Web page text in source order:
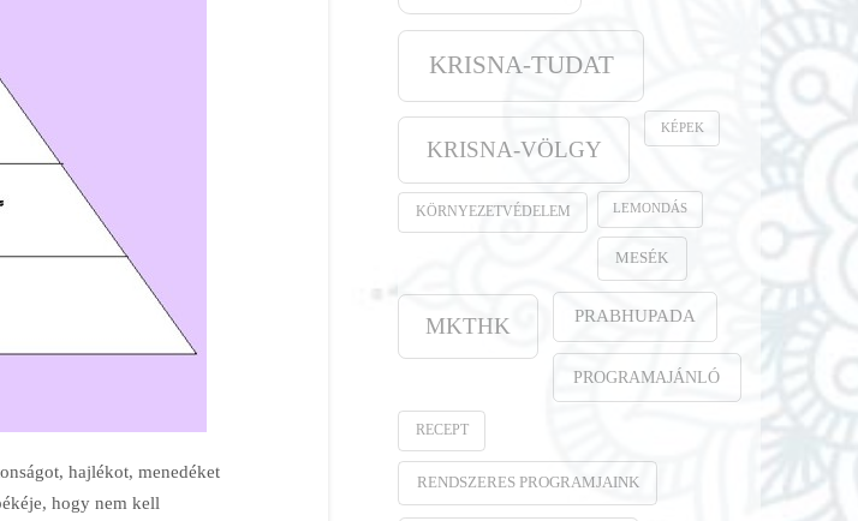
hajlékot, menedéket
hogy nem kell
KRISNA-TUDAT
KRISNA-VÖLGY
KÉPEK
KÖRNYEZETVÉDELEM LEMONDÁS
MESÉK
MKTHK PRABHUPADA
PROGRAMAJÁNLÓ
RECEPT
RENDSZERES PROGRAMJAINK